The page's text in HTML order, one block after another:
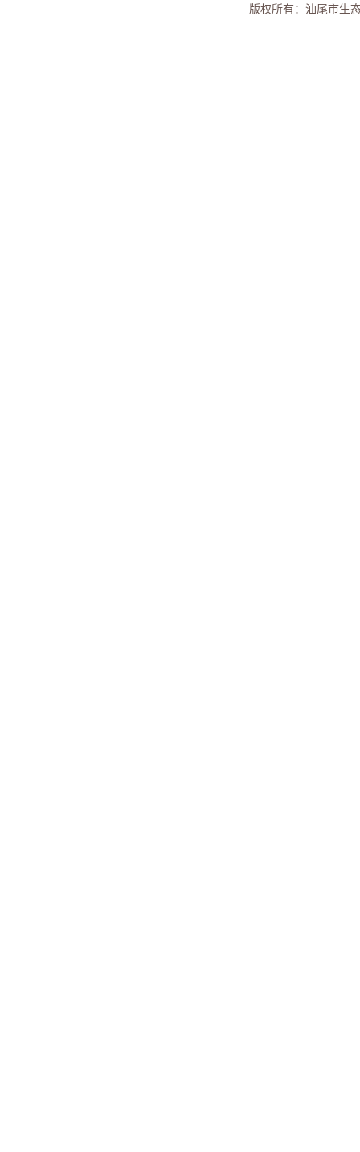
版权所有：汕尾市生